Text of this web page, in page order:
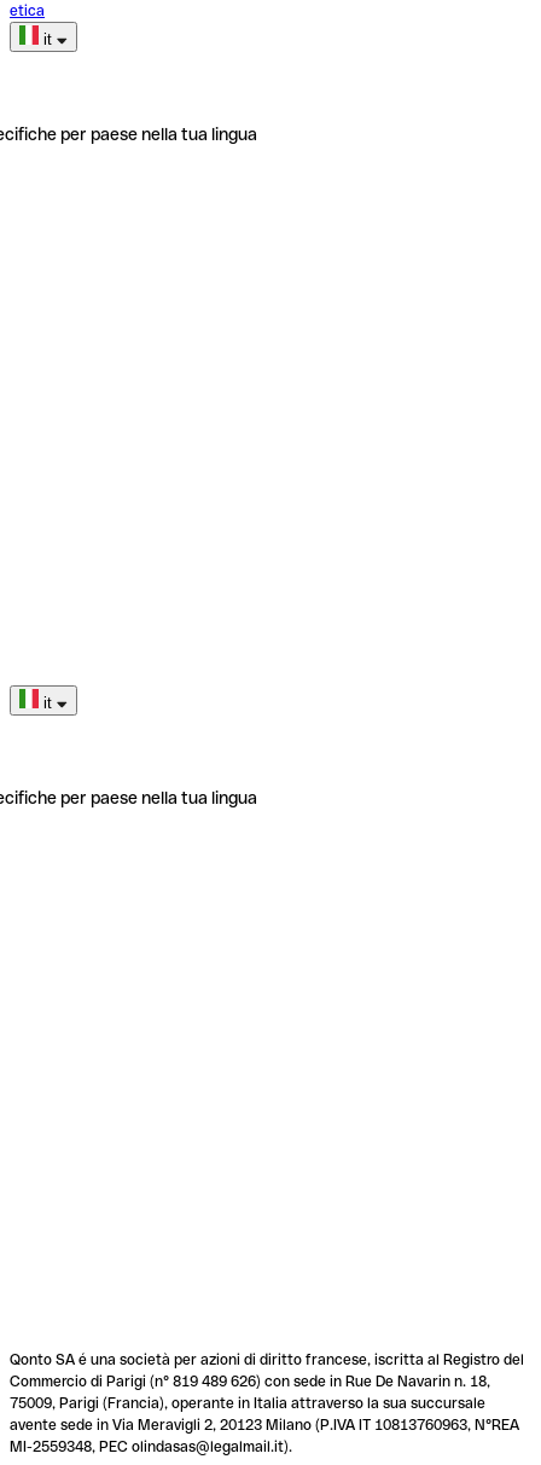
etica
it
per paese nella tua lingua
it
per paese nella tua lingua
Qonto SA é una società per azioni di diritto francese, iscritta al Registro del
Commercio di Parigi (n° 819 489 626) con sede in Rue De Navarin n. 18,
75009, Parigi (Francia), operante in Italia attraverso la sua succursale
avente sede in Via Meravigli 2, 20123 Milano (P.IVA IT 10813760963, N°REA
MI-2559348, PEC olindasas@legalmail.it).